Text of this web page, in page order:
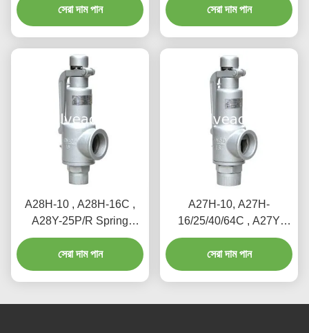
suitable for working
temperature 300degree
সেরা দাম পান
suitable for equipment
and pipeline
সেরা দাম পান
A28H-10 , A28H-16C ,
A28Y-25P/R Spring
loaded full lift safety valve
witha lever（A28H）
সেরা দাম পান
A27H-10, A27H-
16/25/40/64C , A27Y
Spring loaded low lift
safety valve for
equipment and piping
সেরা দাম পান